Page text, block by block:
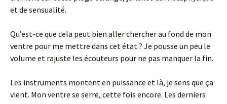
et de sensualité.
Qu’est-ce que cela peut bien aller chercher au fond de mon
ventre pour me mettre dans cet état ? Je pousse un peu le
volume et rajuste les écouteurs pour ne pas manquer la fin.
Les instruments montent en puissance et là, je sens que ça
vient. Mon ventre se serre, cette fois encore. Les derniers